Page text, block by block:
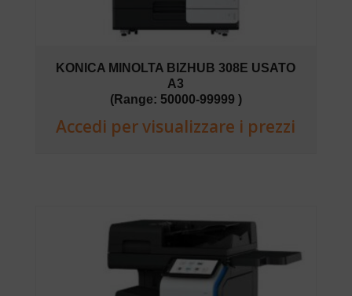
KONICA MINOLTA BIZHUB 308E USATO
A3
(Range: 50000-99999 )
Accedi per visualizzare i prezzi